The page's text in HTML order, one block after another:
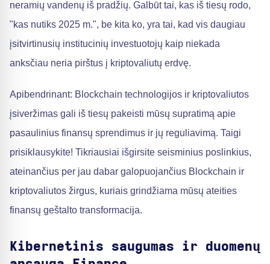
neramių vandenų iš pradžių. Galbūt tai, kas iš tiesų rodo,
"kas nutiks 2025 m.", be kita ko, yra tai, kad vis daugiau
įsitvirtinusių institucinių investuotojų kaip niekada
anksčiau neria pirštus į kriptovaliutų erdvę.
Apibendrinant: Blockchain technologijos ir kriptovaliutos
įsiveržimas gali iš tiesų pakeisti mūsų supratimą apie
pasaulinius finansų sprendimus ir jų reguliavimą. Taigi
prisiklausykite! Tikriausiai išgirsite seisminius poslinkius,
ateinančius per jau dabar galopuojančius Blockchain ir
kriptovaliutos žirgus, kuriais grindžiama mūsų ateities
finansų geštalto transformacija.
Kibernetinis saugumas ir duomenų